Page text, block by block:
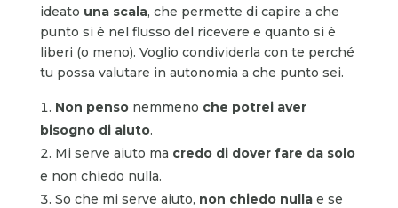
ideato una scala, che permette di capire a che
punto si è nel flusso del ricevere e quanto si è
liberi (o meno). Voglio condividerla con te perché
tu possa valutare in autonomia a che punto sei.
Non pensonemmeno che potrei aver
bisogno di aiuto.
Mi serve aiuto ma credo di dover fare da solo
e non chiedo nulla.
So che mi serve aiuto, non chiedo nullae se